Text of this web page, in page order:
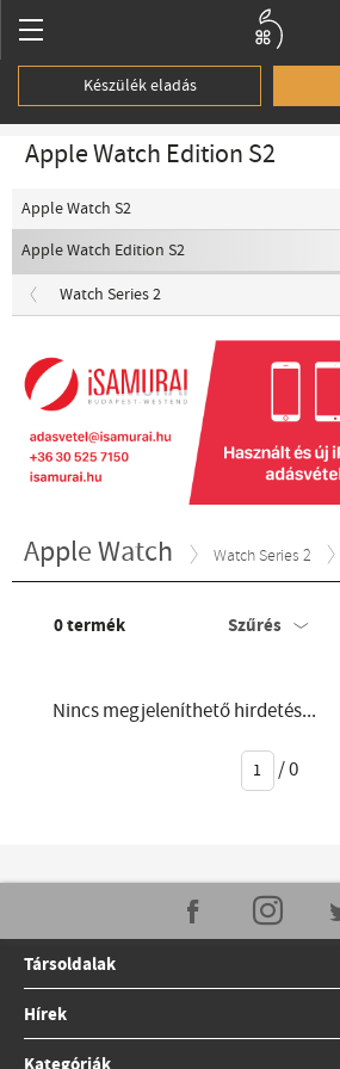
Készülék eladás
Apple Watch Edition S2
Apple Watch S2
Apple Watch Edition S2
Watch Series 2
Apple Watch Watch Series 2
0termék Szűrés
Nincs megjeleníthető hirdetés...
/0
Társoldalak
Hírek